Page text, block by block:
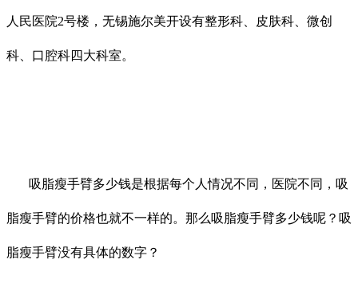
人民医院2号楼，无锡施尔美开设有整形科、皮肤科、微创
科、口腔科四大科室。
吸脂瘦手臂多少钱是根据每个人情况不同，医院不同，吸
脂瘦手臂的价格也就不一样的。那么吸脂瘦手臂多少钱呢？吸
脂瘦手臂没有具体的数字？